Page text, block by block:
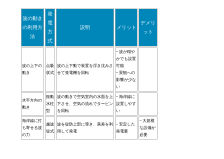
波の動き
の利用方
法
発
電
方
式
説明 メリット
デメリ
ット
波の上下の
動き
点吸
収式
波の上下動で装置を浮き沈みさ
せて発電機を回転
– 波が穏や
かでも設置
可能
– 景観への
影響が少な
い
水平方向の
動き
振動
水柱
型
波の動きで空気室内の水面を上
下させ、空気の流れでタービン
を回転
– 海岸線に
設置しやす
い
海岸線に打
ち寄せる波
の力
越波
堤式
波を堤防上部に導き、落差を利
用して発電
– 安定した
発電量
– 大規模
な設備が
必要